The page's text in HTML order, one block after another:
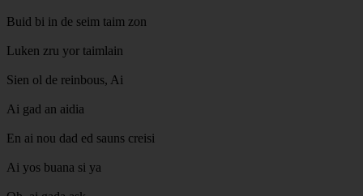
Buid bi in de seim taim zon
Luken zru yor taimlain
Sien ol de reinbous, Ai
Ai gad an aidia
En ai nou dad ed sauns creisi
Ai yos buana si ya